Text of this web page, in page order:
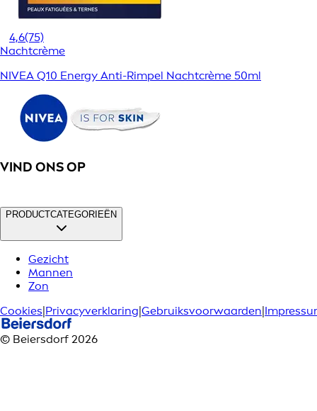
4,6(75)
Nachtcrème
NIVEA Q10 Energy Anti-Rimpel Nachtcrème 50ml
VIND ONS OP
PRODUCTCATEGORIEËN
Gezicht
Mannen
Zon
Cookies|Privacyverklaring|Gebruiksvoorwaarden|
© Beiersdorf 2026